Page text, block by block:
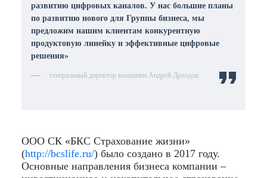
развитию цифровых каналов. У нас большие планы
по развитию нового для Группы бизнеса, мы
предложим нашим клиентам конкурентную
продуктовую линейку и эффективные цифровые
решения»
генеральный директор компании Андрей Дроздов.
ООО СК «БКС Страхование жизни»
(http://bcslife.ru/) было создано в 2017 году.
Основные направления бизнеса компании –